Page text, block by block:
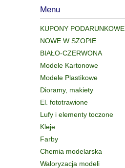
Menu
KUPONY PODARUNKOWE
NOWE W SZOPIE
BIAŁO-CZERWONA
Modele Kartonowe
Modele Plastikowe
Dioramy, makiety
El. fototrawione
Lufy i elementy toczone
Kleje
Farby
Chemia modelarska
Waloryzacja modeli